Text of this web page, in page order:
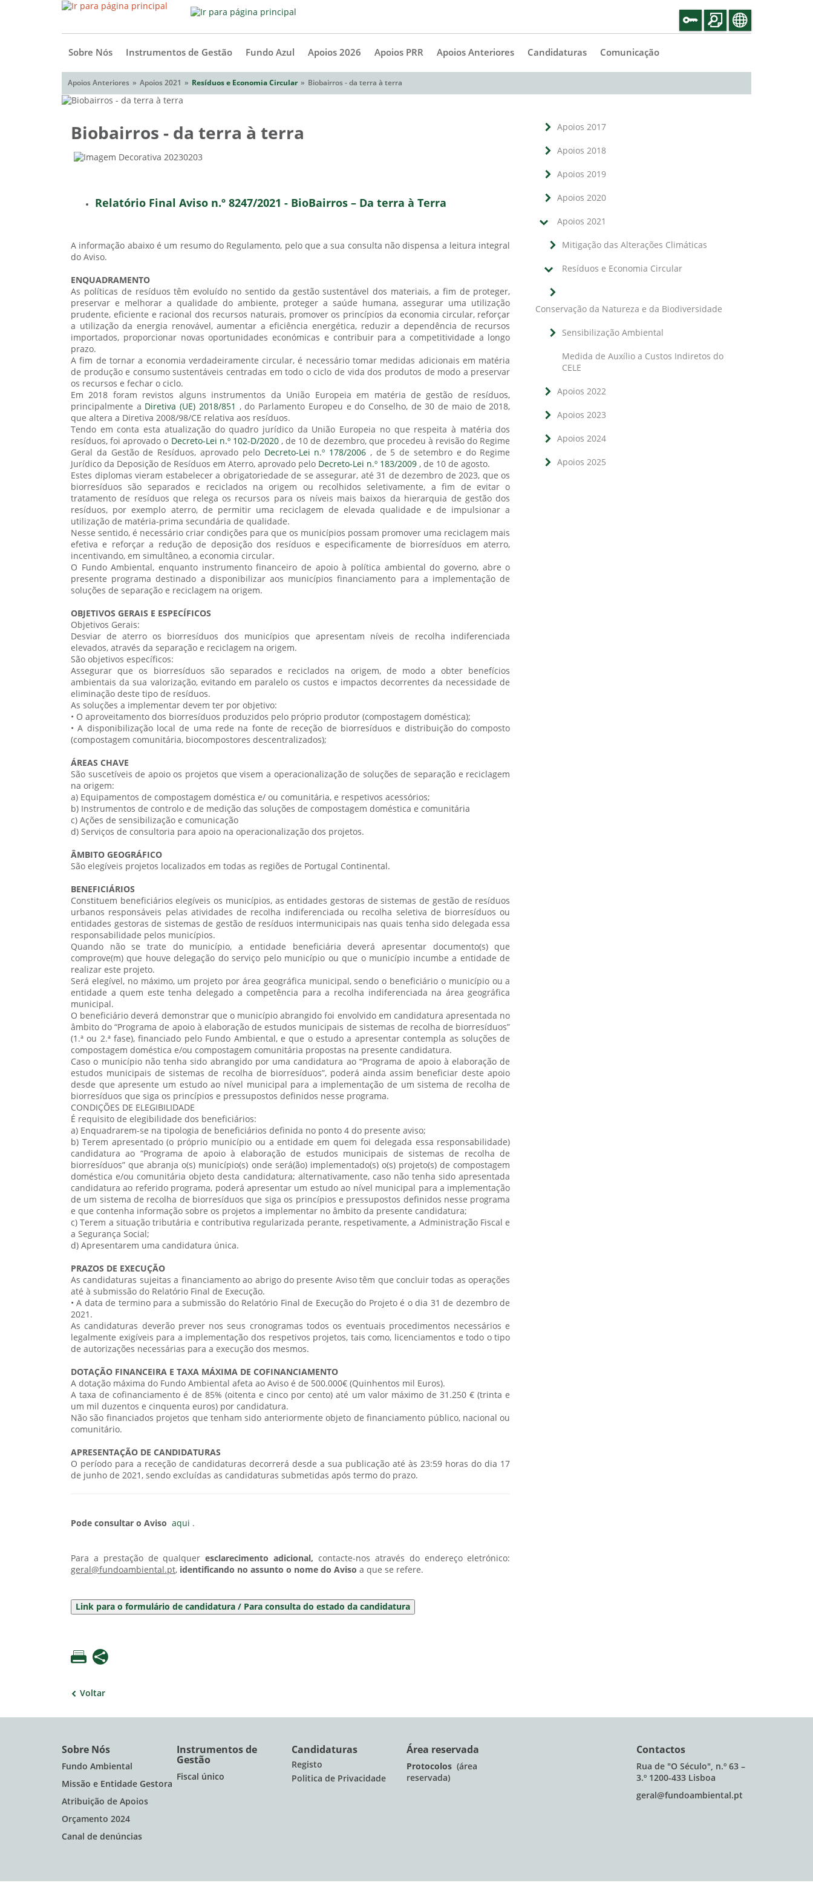
Sobre Nós Instrumentos de Gestão Fundo Azul Apoios 2026 Apoios PRR Apoios Anteriores Candidaturas Comunicação
Apoios Anteriores Apoios 2021 Resíduos e Economia Circular Biobairros - da terra à terra
Biobairros - da terra à terra
Relatório Final Aviso n.º 8247/2021 - BioBairros – Da terra à Terra
A informação abaixo é um resumo do Regulamento, pelo que a sua consulta não dispensa a leitura integral
do Aviso.
ENQUADRAMENTO
As políticas de resíduos têm evoluído no sentido da gestão sustentável dos materiais, a fim de proteger,
preservar e melhorar a qualidade do ambiente, proteger a saúde humana, assegurar uma utilização
prudente, eficiente e racional dos recursos naturais, promover os princípios da economia circular, reforçar
a utilização da energia renovável, aumentar a eficiência energética, reduzir a dependência de recursos
importados, proporcionar novas oportunidades económicas e contribuir para a competitividade a longo
prazo.
A fim de tornar a economia verdadeiramente circular, é necessário tomar medidas adicionais em matéria
de produção e consumo sustentáveis centradas em todo o ciclo de vida dos produtos de modo a preservar
os recursos e fechar o ciclo.
Em 2018 foram revistos alguns instrumentos da União Europeia em matéria de gestão de resíduos,
principalmente a Diretiva (UE) 2018/851 , do Parlamento Europeu e do Conselho, de 30 de maio de 2018,
que altera a Diretiva 2008/98/CE relativa aos resíduos.
Tendo em conta esta atualização do quadro jurídico da União Europeia no que respeita à matéria dos
resíduos, foi aprovado o Decreto-Lei n.º 102-D/2020, de 10 de dezembro, que procedeu à revisão do Regime
Geral da Gestão de Resíduos, aprovado pelo Decreto-Lei n.º 178/2006 , de 5 de setembro e do Regime
Jurídico da Deposição de Resíduos em Aterro, aprovado pelo Decreto-Lei n.º 183/2009 , de 10 de agosto.
Estes diplomas vieram estabelecer a obrigatoriedade de se assegurar, até 31 de dezembro de 2023, que os
biorresíduos são separados e reciclados na origem ou recolhidos seletivamente, a fim de evitar o
tratamento de resíduos que relega os recursos para os níveis mais baixos da hierarquia de gestão dos
resíduos, por exemplo aterro, de permitir uma reciclagem de elevada qualidade e de impulsionar a
utilização de matéria-prima secundária de qualidade.
Nesse sentido, é necessário criar condições para que os municípios possam promover uma reciclagem mais
efetiva e reforçar a redução de deposição dos resíduos e especificamente de biorresíduos em aterro,
incentivando, em simultâneo, a economia circular.
O Fundo Ambiental, enquanto instrumento financeiro de apoio à política ambiental do governo, abre o
presente programa destinado a disponibilizar aos municípios financiamento para a implementação de
soluções de separação e reciclagem na origem.
OBJETIVOS GERAIS E ESPECÍFICOS
Objetivos Gerais:
Desviar de aterro os biorresíduos dos municípios que apresentam níveis de recolha indiferenciada
elevados, através da separação e reciclagem na origem.
São objetivos específicos:
Assegurar que os biorresíduos são separados e reciclados na origem, de modo a obter benefícios
ambientais da sua valorização, evitando em paralelo os custos e impactos decorrentes da necessidade de
eliminação deste tipo de resíduos.
As soluções a implementar devem ter por objetivo:
• O aproveitamento dos biorresíduos produzidos pelo próprio produtor (compostagem doméstica);
• A disponibilização local de uma rede na fonte de receção de biorresíduos e distribuição do composto
(compostagem comunitária, biocompostores descentralizados);
ÁREAS CHAVE
São suscetíveis de apoio os projetos que visem a operacionalização de soluções de separação e reciclagem
na origem:
a) Equipamentos de compostagem doméstica e/ ou comunitária, e respetivos acessórios;
b) Instrumentos de controlo e de medição das soluções de compostagem doméstica e comunitária
c) Ações de sensibilização e comunicação
d) Serviços de consultoria para apoio na operacionalização dos projetos.
ÂMBITO GEOGRÁFICO
São elegíveis projetos localizados em todas as regiões de Portugal Continental.
BENEFICIÁRIOS
Constituem beneficiários elegíveis os municípios, as entidades gestoras de sistemas de gestão de resíduos
urbanos responsáveis pelas atividades de recolha indiferenciada ou recolha seletiva de biorresíduos ou
entidades gestoras de sistemas de gestão de resíduos intermunicipais nas quais tenha sido delegada essa
responsabilidade pelos municípios.
Quando não se trate do município, a entidade beneficiária deverá apresentar documento(s) que
comprove(m) que houve delegação do serviço pelo município ou que o município incumbe a entidade de
realizar este projeto.
Será elegível, no máximo, um projeto por área geográfica municipal, sendo o beneficiário o município ou a
entidade a quem este tenha delegado a competência para a recolha indiferenciada na área geográfica
municipal.
O beneficiário deverá demonstrar que o município abrangido foi envolvido em candidatura apresentada no
âmbito do “Programa de apoio à elaboração de estudos municipais de sistemas de recolha de biorresíduos”
(1.ª ou 2.ª fase), financiado pelo Fundo Ambiental, e que o estudo a apresentar contempla as soluções de
compostagem doméstica e/ou compostagem comunitária propostas na presente candidatura.
Caso o município não tenha sido abrangido por uma candidatura ao “Programa de apoio à elaboração de
estudos municipais de sistemas de recolha de biorresíduos”, poderá ainda assim beneficiar deste apoio
desde que apresente um estudo ao nível municipal para a implementação de um sistema de recolha de
biorresíduos que siga os princípios e pressupostos definidos nesse programa.
CONDIÇÕES DE ELEGIBILIDADE
É requisito de elegibilidade dos beneficiários:
a) Enquadrarem-se na tipologia de beneficiários definida no ponto 4 do presente aviso;
b) Terem apresentado (o próprio município ou a entidade em quem foi delegada essa responsabilidade)
candidatura ao “Programa de apoio à elaboração de estudos municipais de sistemas de recolha de
biorresíduos” que abranja o(s) município(s) onde será(ão) implementado(s) o(s) projeto(s) de compostagem
doméstica e/ou comunitária objeto desta candidatura; alternativamente, caso não tenha sido apresentada
candidatura ao referido programa, poderá apresentar um estudo ao nível municipal para a implementação
de um sistema de recolha de biorresíduos que siga os princípios e pressupostos definidos nesse programa
e que contenha informação sobre os projetos a implementar no âmbito da presente candidatura;
c) Terem a situação tributária e contributiva regularizada perante, respetivamente, a Administração Fiscal e
a Segurança Social;
d) Apresentarem uma candidatura única.
PRAZOS DE EXECUÇÃO
As candidaturas sujeitas a financiamento ao abrigo do presente Aviso têm que concluir todas as operações
até à submissão do Relatório Final de Execução.
• A data de termino para a submissão do Relatório Final de Execução do Projeto é o dia 31 de dezembro de
2021.
As candidaturas deverão prever nos seus cronogramas todos os eventuais procedimentos necessários e
legalmente exigíveis para a implementação dos respetivos projetos, tais como, licenciamentos e todo o tipo
de autorizações necessárias para a execução dos mesmos.
DOTAÇÃO FINANCEIRA E TAXA MÁXIMA DE COFINANCIAMENTO
A dotação máxima do Fundo Ambiental afeta ao Aviso é de 500.000€ (Quinhentos mil Euros).
A taxa de cofinanciamento é de 85% (oitenta e cinco por cento) até um valor máximo de 31.250 € (trinta e
um mil duzentos e cinquenta euros) por candidatura.
Não são financiados projetos que tenham sido anteriormente objeto de financiamento público, nacional ou
comunitário.
APRESENTAÇÃO DE CANDIDATURAS
O período para a receção de candidaturas decorrerá desde a sua publicação até às 23:59 horas do dia 17
de junho de 2021, sendo excluídas as candidaturas submetidas após termo do prazo.
Pode consultar o Aviso aqui .
Para a prestação de qualquer esclarecimento adicional, contacte-nos através do endereço eletrónico:
geral@fundoambiental.pt, identificando no assunto o nome do Aviso a que se refere.
Link para o formulário de candidatura / Para consulta do estado da candidatura
Voltar
Apoios 2017
Apoios 2018
Apoios 2019
Apoios 2020
Apoios 2021
Mitigação das Alterações Climáticas
Resíduos e Economia Circular
Conservação da Natureza e da Biodiversidade
Sensibilização Ambiental
Medida de Auxílio a Custos Indiretos do
CELE
Apoios 2022
Apoios 2023
Apoios 2024
Apoios 2025
Sobre Nós
Fundo Ambiental
Missão e Entidade Gestora
Atribuição de Apoios
Orçamento 2024
Canal de denúncias
Instrumentos de
Gestão
Fiscal único
Candidaturas
Registo
Politica de Privacidade
Área reservada
Protocolos (área
reservada)
Contactos
Rua de "O Século", n.º 63 –
3.º 1200-433 Lisboa
geral@fundoambiental.pt